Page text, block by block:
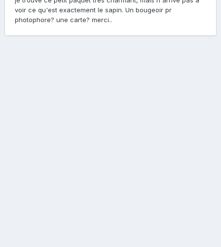
voir ce qu'est exactement le sapin. Un bougeoir pr
photophore? une carte? merci..